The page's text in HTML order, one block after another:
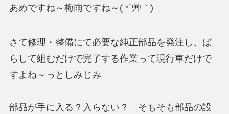
あめですね～梅雨ですね～( *´艸｀)
さて修理・整備にて必要な純正部品を発注し、ば
らして組むだけで完了する作業って現行車だけで
すよね～っとしみじみ
部品が手に入る？入らない？ そもそも部品の設